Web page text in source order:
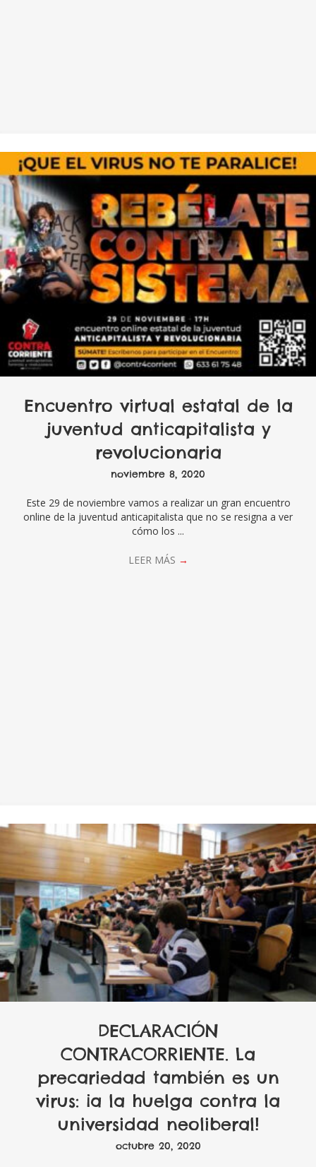
Encuentro virtual estatal de la
juventud anticapitalista y
revolucionaria
noviembre 8, 2020
Este 29 de noviembre vamos a realizar un gran encuentro
online de la juventud anticapitalista que no se resigna a ver
cómo los ...
LEER MÁS →
DECLARACIÓN
CONTRACORRIENTE. La
precariedad también es un
virus: ¡a la huelga contra la
universidad neoliberal!
octubre 20, 2020